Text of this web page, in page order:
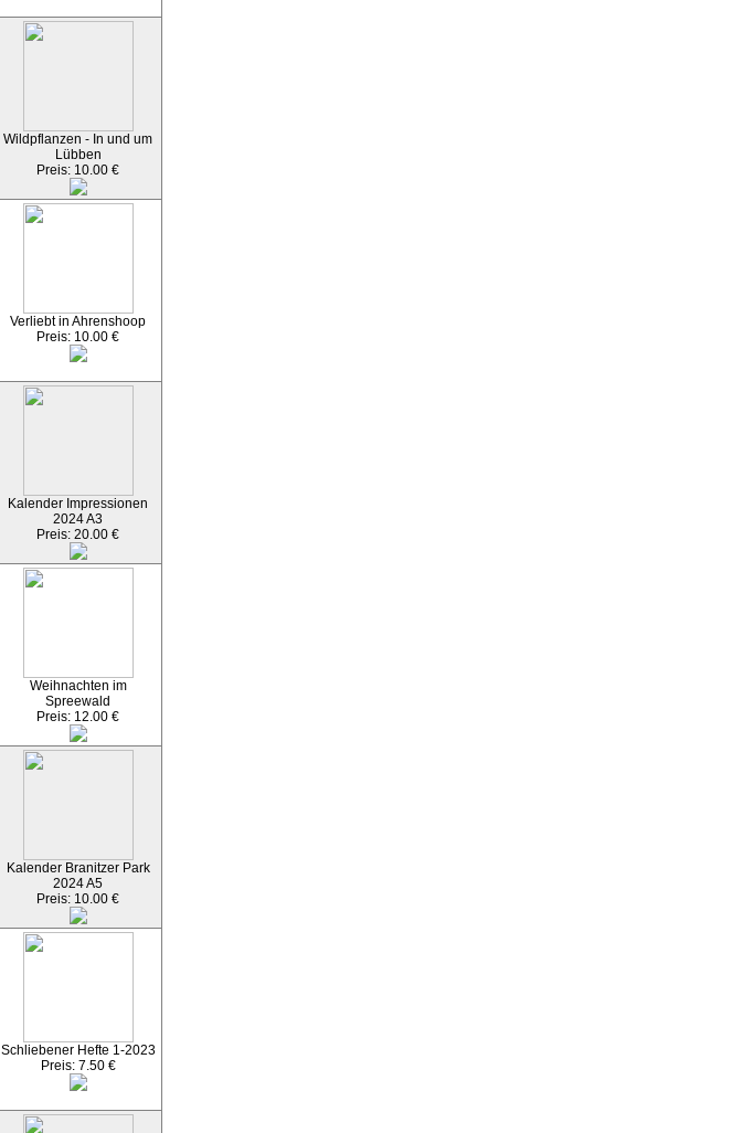
Wildpflanzen - In und um
Lübben
Preis: 10.00 €
Verliebt in Ahrenshoop
Preis: 10.00 €
Kalender Impressionen
2024 A3
Preis: 20.00 €
Weihnachten im
Spreewald
Preis: 12.00 €
Kalender Branitzer Park
2024 A5
Preis: 10.00 €
Schliebener Hefte 1-2023
Preis: 7.50 €